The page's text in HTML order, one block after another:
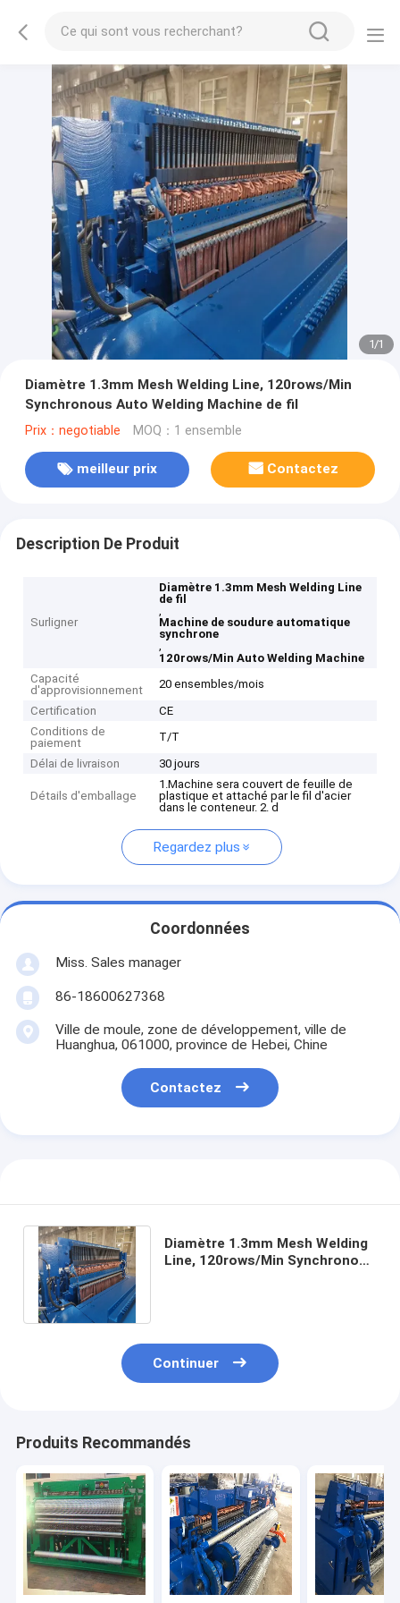
1/1
Diamètre 1.3mm Mesh Welding Line, 120rows/Min
Synchronous Auto Welding Machine de fil
Prix：negotiable MOQ：1 ensemble
meilleur prix Contactez
Description De Produit
Surligner
Diamètre 1.3mm Mesh Welding Line
de fil
,
Machine de soudure automatique
synchrone
,
120rows/Min Auto Welding Machine
Capacité
d'approvisionnement
20 ensembles/mois
Certification
CE
Conditions de
paiement
T/T
Délai de livraison
30 jours
Détails d'emballage
1.Machine sera couvert de feuille de
plastique et attaché par le fil d'acier
dans le conteneur. 2. d
Regardez plus
Coordonnées
Miss. Sales manager
86-18600627368
Ville de moule, zone de développement, ville de
Huanghua, 061000, province de Hebei, Chine
Contactez
Diamètre 1.3mm Mesh Welding
Line, 120rows/Min Synchronous
Continuer
Produits Recommandés